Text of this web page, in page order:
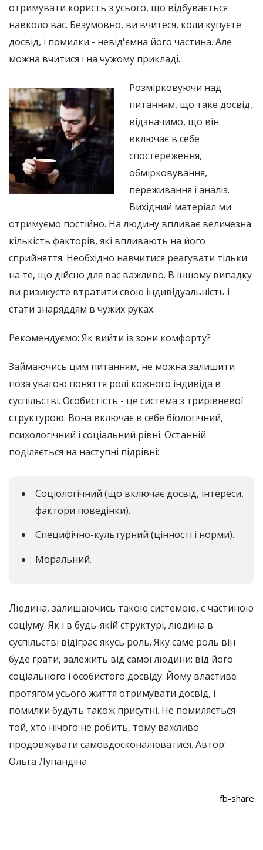
отримувати користь з усього, що відбувається
навколо вас. Безумовно, ви вчитеся, коли купуєте
досвід, і помилки - невід'ємна його частина. Але
можна вчитися і на чужому прикладі.
Розмірковуючи над
питанням, що таке досвід,
відзначимо, що він
включає в себе
спостереження,
обмірковування,
переживання і аналіз.
Вихідний матеріал ми
отримуємо постійно. На людину впливає величезна
кількість факторів, які впливають на його
сприйняття. Необхідно навчитися реагувати тільки
на те, що дійсно для вас важливо. В іншому випадку
ви ризикуєте втратити свою індивідуальність і
стати знаряддям в чужих руках.
Рекомендуємо: Як вийти із зони комфорту?
Займаючись цим питанням, не можна залишити
поза увагою поняття ролі кожного індивіда в
суспільстві. Особистість - це система з трирівневої
структурою. Вона включає в себе біологічний,
психологічний і соціальний рівні. Останній
поділяється на наступні підрівні:
Соціологічний (що включає досвід, інтереси,
фактори поведінки).
Специфічно-культурний (цінності і норми).
Моральний.
Людина, залишаючись такою системою, є частиною
соціуму. Як і в будь-якій структурі, людина в
суспільстві відіграє якусь роль. Яку саме роль він
буде грати, залежить від самої людини: від його
соціального і особистого досвіду. Йому властиве
протягом усього життя отримувати досвід, і
помилки будуть також присутні. Не помиляється
той, хто нічого не робить, тому важливо
продовжувати самовдосконалюватися. Автор:
Ольга Лупандіна
fb-share